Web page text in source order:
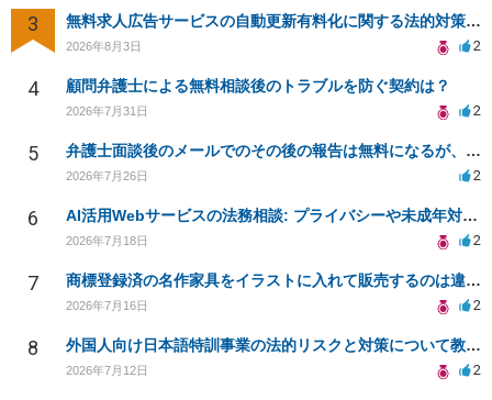
3 無料求人広告サービスの自動更新有料化に関する法的対策は？
2026年8月3日 2
4 顧問弁護士による無料相談後のトラブルを防ぐ契約は？
2026年7月31日 2
5 弁護士面談後のメールでのその後の報告は無料になるが、弁護士として興味ありますか？
2026年7月26日 2
6 AI活用Webサービスの法務相談: プライバシーや未成年対応など
2026年7月18日 2
7 商標登録済の名作家具をイラストに入れて販売するのは違法でしょうか
2026年7月16日 2
8 外国人向け日本語特訓事業の法的リスクと対策について教えてください
2026年7月12日 2